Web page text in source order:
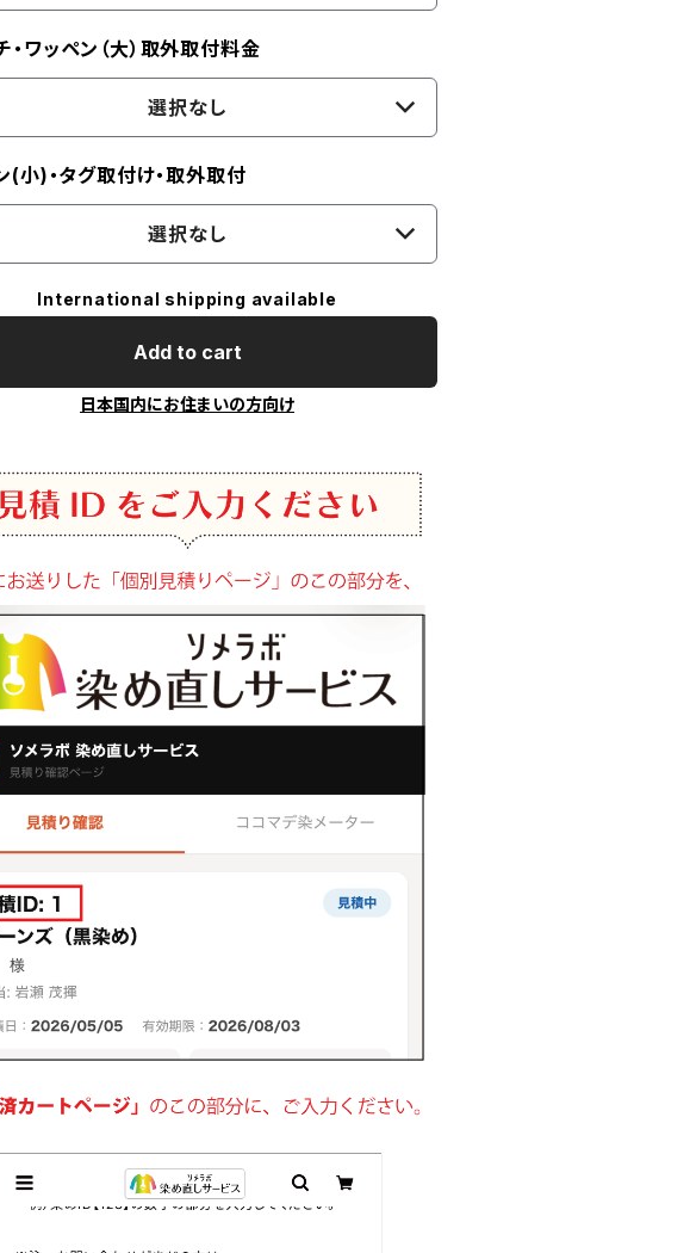
・ワッペン（大）取外取付料金
選択なし
(小)・タグ取付け・取外取付
選択なし
International shipping available
Add to cart
日本国内にお住まいの方向け